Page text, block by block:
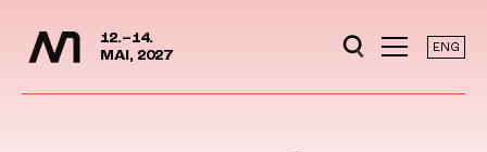
Hopp til hovedinnhold
12.–14.
MAI, 2027
ENG